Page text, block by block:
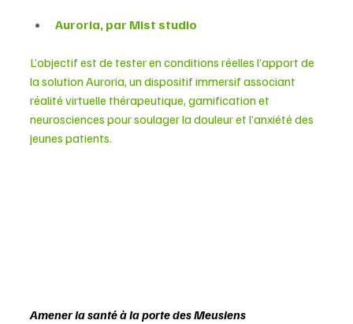
Auroria, par Mist studio
L’objectif est de tester en conditions réelles l’apport de
la solution Auroria, un dispositif immersif associant
réalité virtuelle thérapeutique, gamification et
neurosciences pour soulager la douleur et l’anxiété des
jeunes patients.
Amener la santé à la porte des Meusiens